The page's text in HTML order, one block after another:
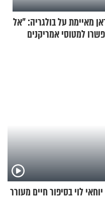
מאיימת על בולגריה: "אל
למטוסי אמריקנים
לוי בסיפור חיים מעורר